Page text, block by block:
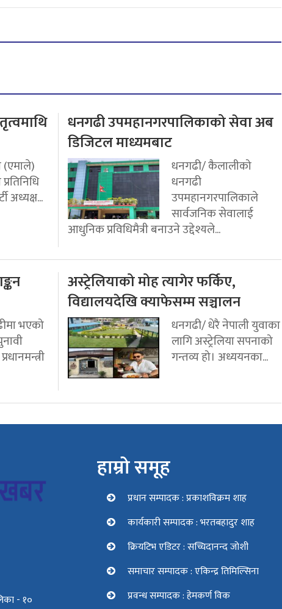
अध्यक्ष...
धनगढी उपमहानगरपालिकाको सेवा अब
डिजिटल माध्यमबाट
धनगढी/ कैलालीको
धनगढी
उपमहानगरपालिकाले
सार्वजनिक सेवालाई
आधुनिक प्रविधिमैत्री बनाउने उद्देश्यले...
भएको
अस्ट्रेलियाको मोह त्यागेर फर्किए,
विद्यालयदेखि क्याफेसम्म सञ्चालन
धनगढी/ धेरै नेपाली युवाका
लागि अस्ट्रेलिया सपनाको
गन्तव्य हो। अध्ययनका...
- १०
हाम्रो समूह
प्रधान सम्पादक : प्रकाशविक्रम शाह
कार्यकारी सम्पादक : भरतबहादुर शाह
क्रियटिभ एडिटर : सच्चिदानन्द जोशी
समाचार सम्पादक : एकिन्द्र तिमिल्सिना
प्रवन्ध सम्पादक : हेमकर्ण विक